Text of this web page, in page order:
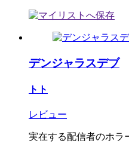
デンジャラスデブ
トト
レビュー
実在する配信者のホラ